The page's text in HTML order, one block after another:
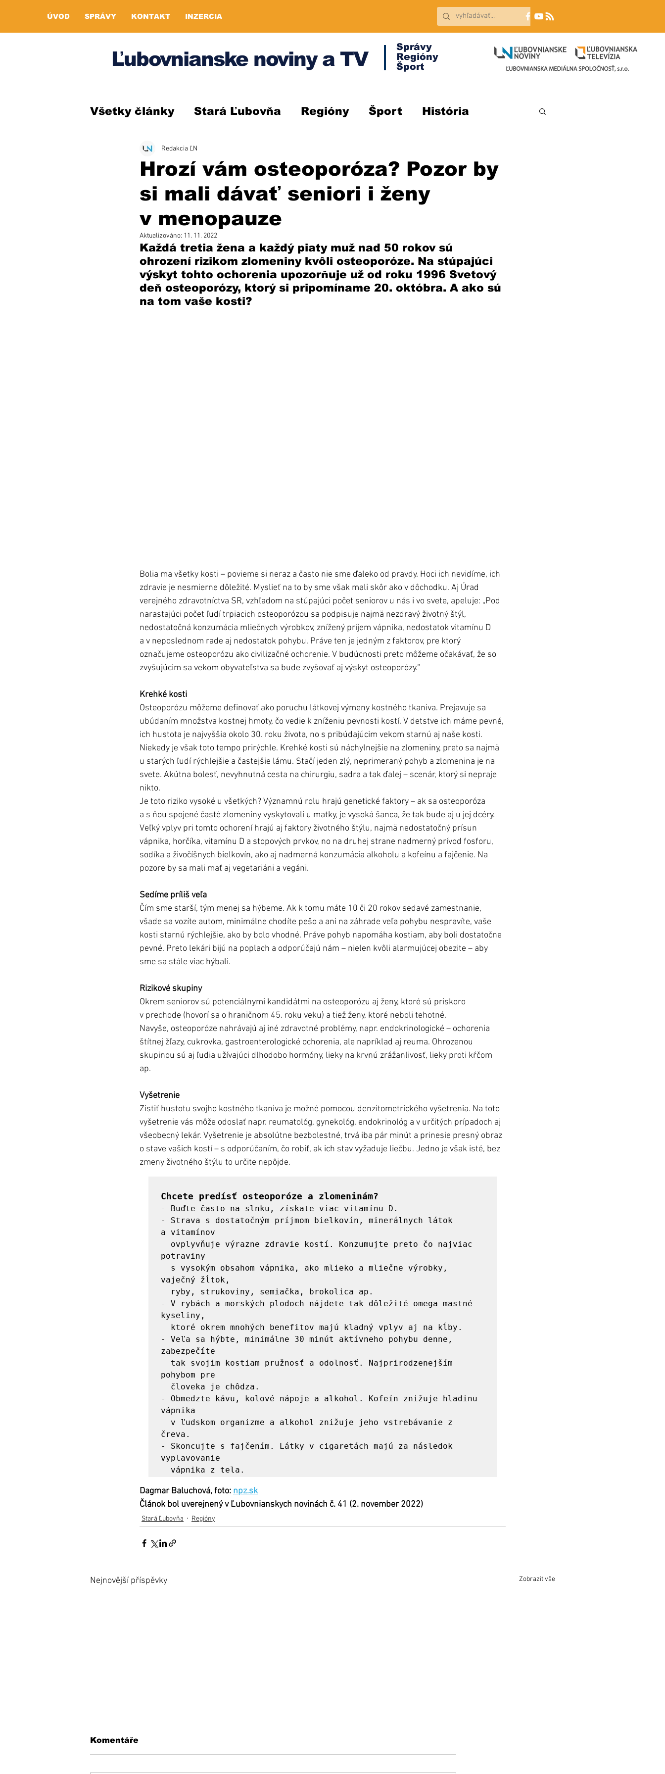
ÚVOD SPRÁVY KONTAKT INZERCIA
Ľubovnianske noviny a TV
Správy
Regióny
Šport
Všetky články Stará Ľubovňa Regióny Šport História
Hrozí vám osteoporóza? Pozor by
si mali dávať seniori i ženy
v menopauze
Redakcia ĽN
Aktualizováno: 11. 11. 2022
Každá tretia žena a každý piaty muž nad 50 rokov sú
ohrození rizikom zlomeniny kvôli osteoporóze. Na stúpajúci
výskyt tohto ochorenia upozorňuje už od roku 1996 Svetový
deň osteoporózy, ktorý si pripomíname 20. októbra. A ako sú
na tom vaše kosti?
Bolia ma všetky kosti – povieme si neraz a často nie sme ďaleko od pravdy. Hoci ich nevidíme, ich
zdravie je nesmierne dôležité. Myslieť na to by sme však mali skôr ako v dôchodku. Aj Úrad
verejného zdravotníctva SR, vzhľadom na stúpajúci počet seniorov u nás i vo svete, apeluje: „Pod
narastajúci počet ľudí trpiacich osteoporózou sa podpisuje najmä nezdravý životný štýl,
nedostatočná konzumácia mliečnych výrobkov, znížený príjem vápnika, nedostatok vitamínu D
a v neposlednom rade aj nedostatok pohybu. Práve ten je jedným z faktorov, pre ktorý
označujeme osteoporózu ako civilizačné ochorenie. V budúcnosti preto môžeme očakávať, že so
zvyšujúcim sa vekom obyvateľstva sa bude zvyšovať aj výskyt osteoporózy.“
Krehké kosti
Osteoporózu môžeme definovať ako poruchu látkovej výmeny kostného tkaniva. Prejavuje sa
ubúdaním množstva kostnej hmoty, čo vedie k zníženiu pevnosti kostí. V detstve ich máme pevné,
ich hustota je najvyššia okolo 30. roku života, no s pribúdajúcim vekom starnú aj naše kosti.
Niekedy je však toto tempo prirýchle. Krehké kosti sú náchylnejšie na zlomeniny, preto sa najmä
u starých ľudí rýchlejšie a častejšie lámu. Stačí jeden zlý, neprimeraný pohyb a zlomenina je na
svete. Akútna bolesť, nevyhnutná cesta na chirurgiu, sadra a tak ďalej – scenár, ktorý si nepraje
nikto.
Je toto riziko vysoké u všetkých? Významnú rolu hrajú genetické faktory – ak sa osteoporóza
a s ňou spojené časté zlomeniny vyskytovali u matky, je vysoká šanca, že tak bude aj u jej dcéry.
Veľký vplyv pri tomto ochorení hrajú aj faktory životného štýlu, najmä nedostatočný prísun
vápnika, horčíka, vitamínu D a stopových prvkov, no na druhej strane nadmerný prívod fosforu,
sodíka a živočíšnych bielkovín, ako aj nadmerná konzumácia alkoholu a kofeínu a fajčenie. Na
pozore by sa mali mať aj vegetariáni a vegáni.
Sedíme príliš veľa
Čím sme starší, tým menej sa hýbeme. Ak k tomu máte 10 či 20 rokov sedavé zamestnanie,
všade sa vozíte autom, minimálne chodíte pešo a ani na záhrade veľa pohybu nespravíte, vaše
kosti starnú rýchlejšie, ako by bolo vhodné. Práve pohyb napomáha kostiam, aby boli dostatočne
pevné. Preto lekári bijú na poplach a odporúčajú nám – nielen kvôli alarmujúcej obezite – aby
sme sa stále viac hýbali.
Rizikové skupiny
Okrem seniorov sú potenciálnymi kandidátmi na osteoporózu aj ženy, ktoré sú priskoro
v prechode (hovorí sa o hraničnom 45. roku veku) a tiež ženy, ktoré neboli tehotné.
Navyše, osteoporóze nahrávajú aj iné zdravotné problémy, napr. endokrinologické – ochorenia
štítnej žľazy, cukrovka, gastroenterologické ochorenia, ale napríklad aj reuma. Ohrozenou
skupinou sú aj ľudia užívajúci dlhodobo hormóny, lieky na krvnú zrážanlivosť, lieky proti kŕčom
ap.
Vyšetrenie
Zistiť hustotu svojho kostného tkaniva je možné pomocou denzitometrického vyšetrenia. Na toto
vyšetrenie vás môže odoslať napr. reumatológ, gynekológ, endokrinológ a v určitých prípadoch aj
všeobecný lekár. Vyšetrenie je absolútne bezbolestné, trvá iba pár minút a prinesie presný obraz
o stave vašich kostí – s odporúčaním, čo robiť, ak ich stav vyžaduje liečbu. Jedno je však isté, bez
zmeny životného štýlu to určite nepôjde.
Chcete predísť osteoporóze a zlomeninám?
- Buďte často na slnku, získate viac vitamínu D.
- Strava s dostatočným príjmom bielkovín, minerálnych látok
a vitamínov
potraviny
vaječný žĺtok,
- V rybách a morských plodoch nájdete tak dôležité omega mastné
kyseliny,
- Veľa sa hýbte, minimálne 30 minút aktívneho pohybu denne,
zabezpečíte
pohybom pre
- Obmedzte kávu, kolové nápoje a alkohol. Kofeín znižuje hladinu
vápnika
čreva.
- Skoncujte s fajčením. Látky v cigaretách majú za následok
vyplavovanie
Dagmar Baluchová, foto: npz.sk
Článok bol uverejnený v Ľubovnianskych novinách č. 41 (2. november 2022)
Stará Ľubovňa Regióny
Nejnovější příspěvky Zobrazit vše
Komentáře